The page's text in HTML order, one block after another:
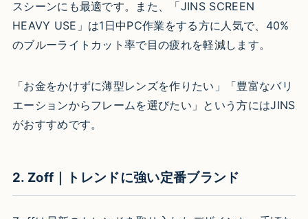
スシーンにも最適です。また、「JINS SCREEN
HEAVY USE」は1日中PC作業をする方に人気で、40%
のブルーライトカット率で目の疲れを軽減します。
「お金をかけずに薄型レンズを作りたい」「豊富なバリ
エーションからフレームを選びたい」という方にはJINS
がおすすめです。
2. Zoff｜トレンドに強い定番ブランド